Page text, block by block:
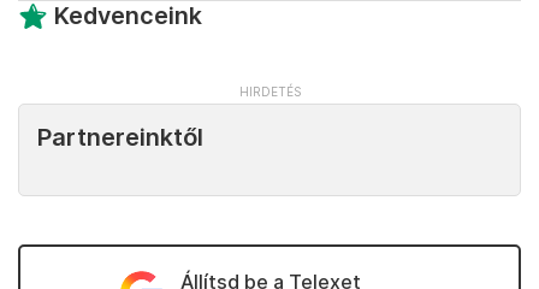
Kedvenceink
Partnereinktől
Állítsd be a Telexet